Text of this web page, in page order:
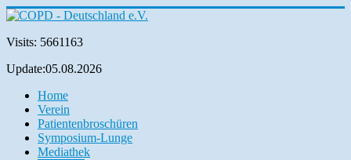
Visits: 5661163
Update:05.08.2026
Home
Verein
Patientenbroschüren
Symposium-Lunge
Mediathek